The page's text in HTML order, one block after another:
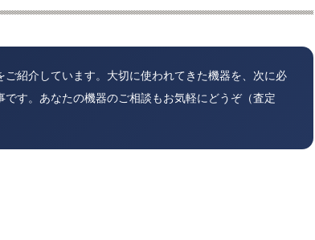
紹介しています。大切に使われてきた機器を、次に必
す。あなたの機器のご相談もお気軽にどうぞ（査定